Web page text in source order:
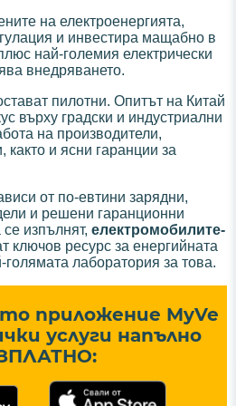
на електроенергията,
и инвестира мащабно в
най-големия електрически
внедряването.
пилотни. Опитът на Китай
върху градски и индустриални
на производители,
както и ясни гаранции за
от по-евтини зарядни,
и решени гаранционни
изпълнят, електромобилите-
ключов ресурс за енергийната
голямата лаборатория за това.
приложение MyVe
услуги напълно